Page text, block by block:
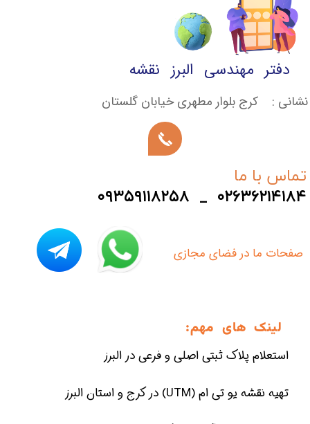
دفتر مهندسی البرز نقشه
نشانی : کرج بلوار مطهری خیابان گلستان
تماس با ما
۰۹۳۵۹۱۱۸۲۵۸ _ ۰۲۶۳۶۲۱۴۱۸۴
​صفحات ما در فضای مجازی
لینک های مهم:
استعلام پلاک ثبتی اصلی و فرعی در البرز
تهیه نقشه یو تی ام (UTM) در کرج و استان البرز